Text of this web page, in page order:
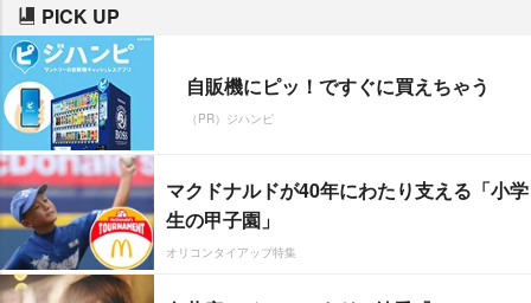
PICK UP
自販機にピッ！ですぐに買えちゃう
（PR）ジハンピ
マクドナルドが40年にわたり支える「小学
生の甲子園」
オリコンタイアップ特集